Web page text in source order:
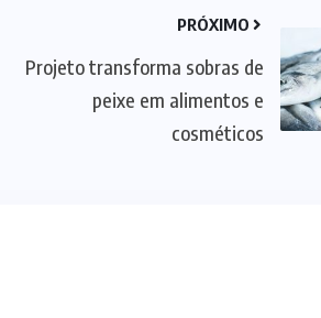
PRÓXIMO
Projeto transforma sobras de
peixe em alimentos e
cosméticos